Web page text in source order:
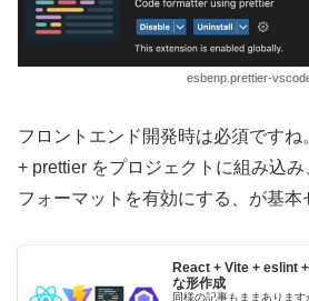
esbenp.prettier-
フロントエンド開発時は必須です
+ prettier をプロジェクトに組み込
フォーマットを有効にする、が基本
React + Vite + eslint
な形作成
同様の記事もままありま